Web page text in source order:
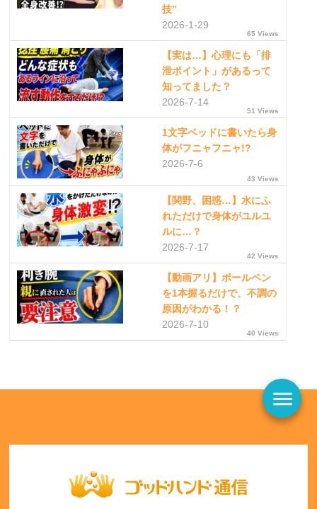
技”
2026-1-29
65 Views
【実は…】心理にも「排
泄ポイント」があるって
知ってました？
2026-7-14
51 Views
1文字ベッドに書いたら身
体がフニャフニャ!?
2026-7-6
43 Views
【関野、困惑…】水にふ
れただけで身体がユルユ
ルに…？
2026-7-17
42 Views
【動画アリ】ボールペン
を1本握るだけで、不調の
原因がわかる！？
2026-7-10
40 Views
menu